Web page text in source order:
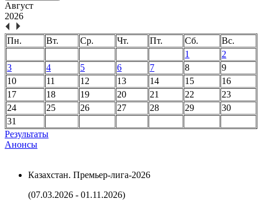
Август
2026
Пн. Вт. Ср. Чт. Пт. Сб.
Вс.
1
2
3
4 5 6 7 8
9
10
11 12 13 14 15
16
17
18 19 20 21 22
23
24
25 26 27 28 29
30
31
Результаты
Анонсы
Казахстан. Премьер-лига-2026
(07.03.2026 - 01.11.2026)